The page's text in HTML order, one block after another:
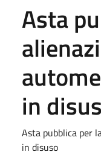
Asta
in
Asta pubblica per
in disuso